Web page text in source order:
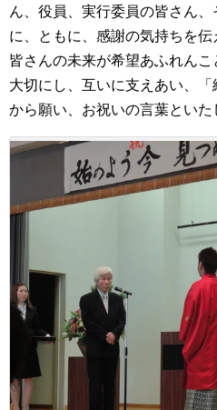
ん、役員、実行委員の皆さん
に、ともに、感謝の気持ちを
皆さんの未来が希望あふれん
大切にし、互いに支えあい、
から願い、お祝いの言葉といた